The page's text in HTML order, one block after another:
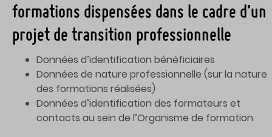
formations dispensées dans le cadre d’un
projet de transition professionnelle
Données d’identification bénéficiaires
Données de nature professionnelle (sur la nature
des formations réalisées)
Données d’identification des formateurs et
contacts au sein de l’Organisme de formation